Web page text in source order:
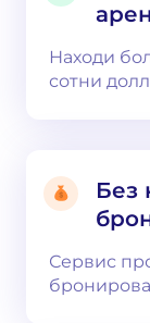
Находи
сотни
Без
Сервис